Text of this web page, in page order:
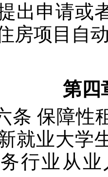
出申请或
房项目自
第四
条 保障性
就业大学
行业从